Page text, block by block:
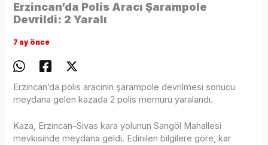
Erzincan’da Polis Aracı Şarampole
Devrildi: 2 Yaralı
7 ay önce
Erzincan’da polis aracının şarampole devrilmesi sonucu
meydana gelen kazada 2 polis memuru yaralandı.
Kaza, Erzincan–Sivas kara yolunun Sarıgöl Mahallesi
mevkisinde meydana geldi. Edinilen bilgilere göre, kar